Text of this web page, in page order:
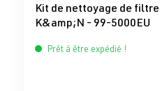
Kit de nettoyage de
K&amp;N - 99-5000EU
Prêt à être expédié !